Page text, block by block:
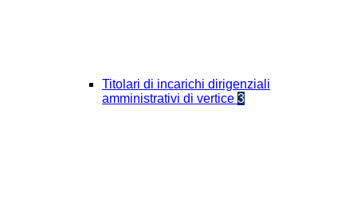
Titolari di incarichi dirigenziali
amministrativi di vertice 3